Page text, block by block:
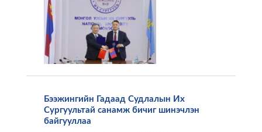
Бээжингийн Гадаад Судлалын Их
Сургуультай санамж бичиг шинэчлэн
байгууллаа